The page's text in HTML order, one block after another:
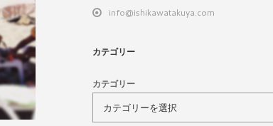
info@ishikawatakuya.com
カテゴリー
カテゴリー